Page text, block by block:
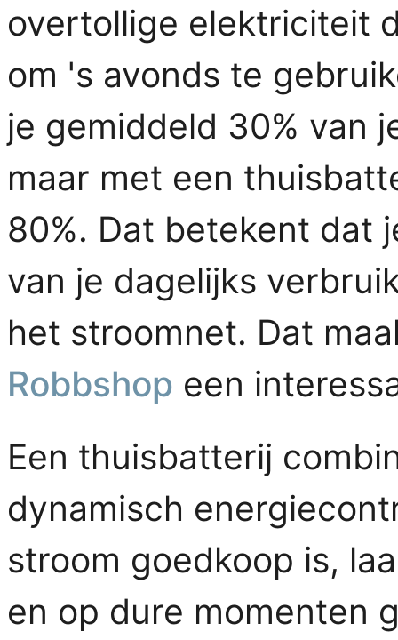
overtollige elektriciteit
om 's avonds te
je gemiddeld 30% van
maar met een
80%. Dat betekent dat
van je dagelijks
het stroomnet. Dat
Robbshop een
Een thuisbatterij
dynamisch
stroom goedkoop is,
en op dure momenten